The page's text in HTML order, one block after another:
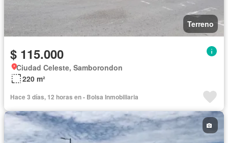
Terreno
$ 115.000
Ciudad Celeste, Samborondon
220 m²
Hace 3 días, 12 horas en - Bolsa Inmobiliaria